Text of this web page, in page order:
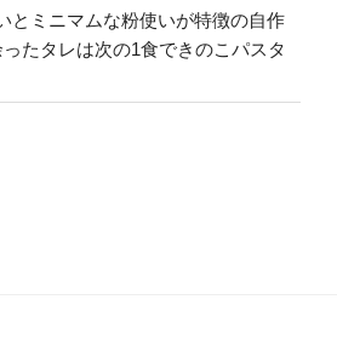
とミニマムな粉使いが特徴の自作
たタレは次の1食できのこパスタ